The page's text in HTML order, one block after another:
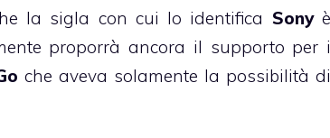
la sigla con cui lo identifica Sonyè
proporrà ancora il supporto per i
che aveva solamente la possibilità di